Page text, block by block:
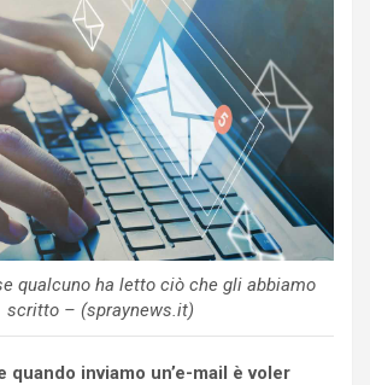
qualcuno ha letto ciò che gli abbiamo
scritto – (spraynews.it)
quando inviamo un’e-mail è voler